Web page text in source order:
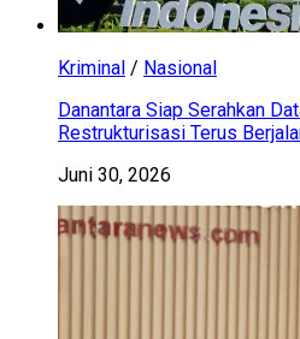
Kriminal / Nasional
Danantara Siap Serahkan
Restrukturisasi Terus
Juni 30, 2026